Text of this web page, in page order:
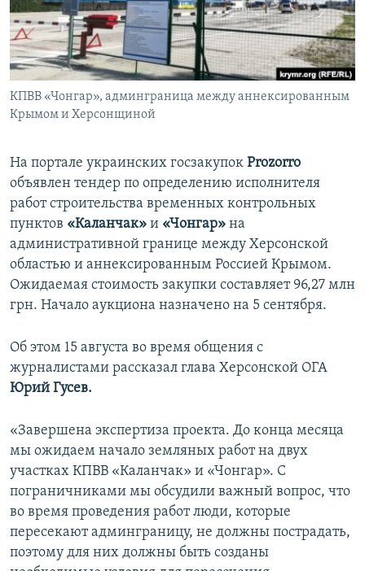
ПОБЕДИТЕЛЕЙ НЕ СУДЯТ?
КРЫМ.НЕПОКОРЕННЫЙ
ELIFBE
УКРАИНСКАЯ ПРОБЛЕМА КРЫМА
ПРИСОЕДИНЯЙТЕСЬ!
Все сайты RFE/RL
КПВВ «Чонгар», админграница между аннексированным
Крымом и Херсонщиной
На портале украинских госзакупок Prozorro
объявлен тендер по определению исполнителя
работ строительства временных контрольных
пунктов «Каланчак» и «Чонгар» на
административной границе между Херсонской
областью и аннексированным Россией Крымом.
Ожидаемая стоимость закупки составляет 96,27 млн
грн. Начало аукциона назначено на 5 сентября.
Об этом 15 августа во время общения с
журналистами рассказал глава Херсонской ОГА
Юрий Гусев.
«Завершена экспертиза проекта. До конца месяца
мы ожидаем начало земляных работ на двух
участках КПВВ «Каланчак» и «Чонгар». С
пограничниками мы обсудили важный вопрос, что
во время проведения работ люди, которые
пересекают админграницу, не должны пострадать,
поэтому для них должны быть созданы